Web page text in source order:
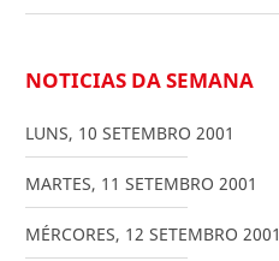
NOTICIAS DA SEMANA
LUNS, 10 SETEMBRO 2001
MARTES, 11 SETEMBRO 2001
MÉRCORES, 12 SETEMBRO 2001